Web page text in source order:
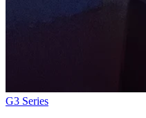
G3 Series